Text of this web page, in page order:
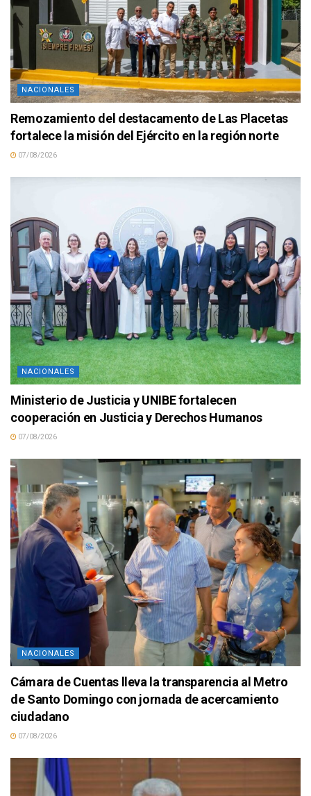
NACIONALES
Remozamiento del destacamento de Las Placetas
fortalece la misión del Ejército en la región norte
07/08/2026
NACIONALES
Ministerio de Justicia y UNIBE fortalecen
cooperación en Justicia y Derechos Humanos
07/08/2026
NACIONALES
Cámara de Cuentas lleva la transparencia al Metro
de Santo Domingo con jornada de acercamiento
ciudadano
07/08/2026